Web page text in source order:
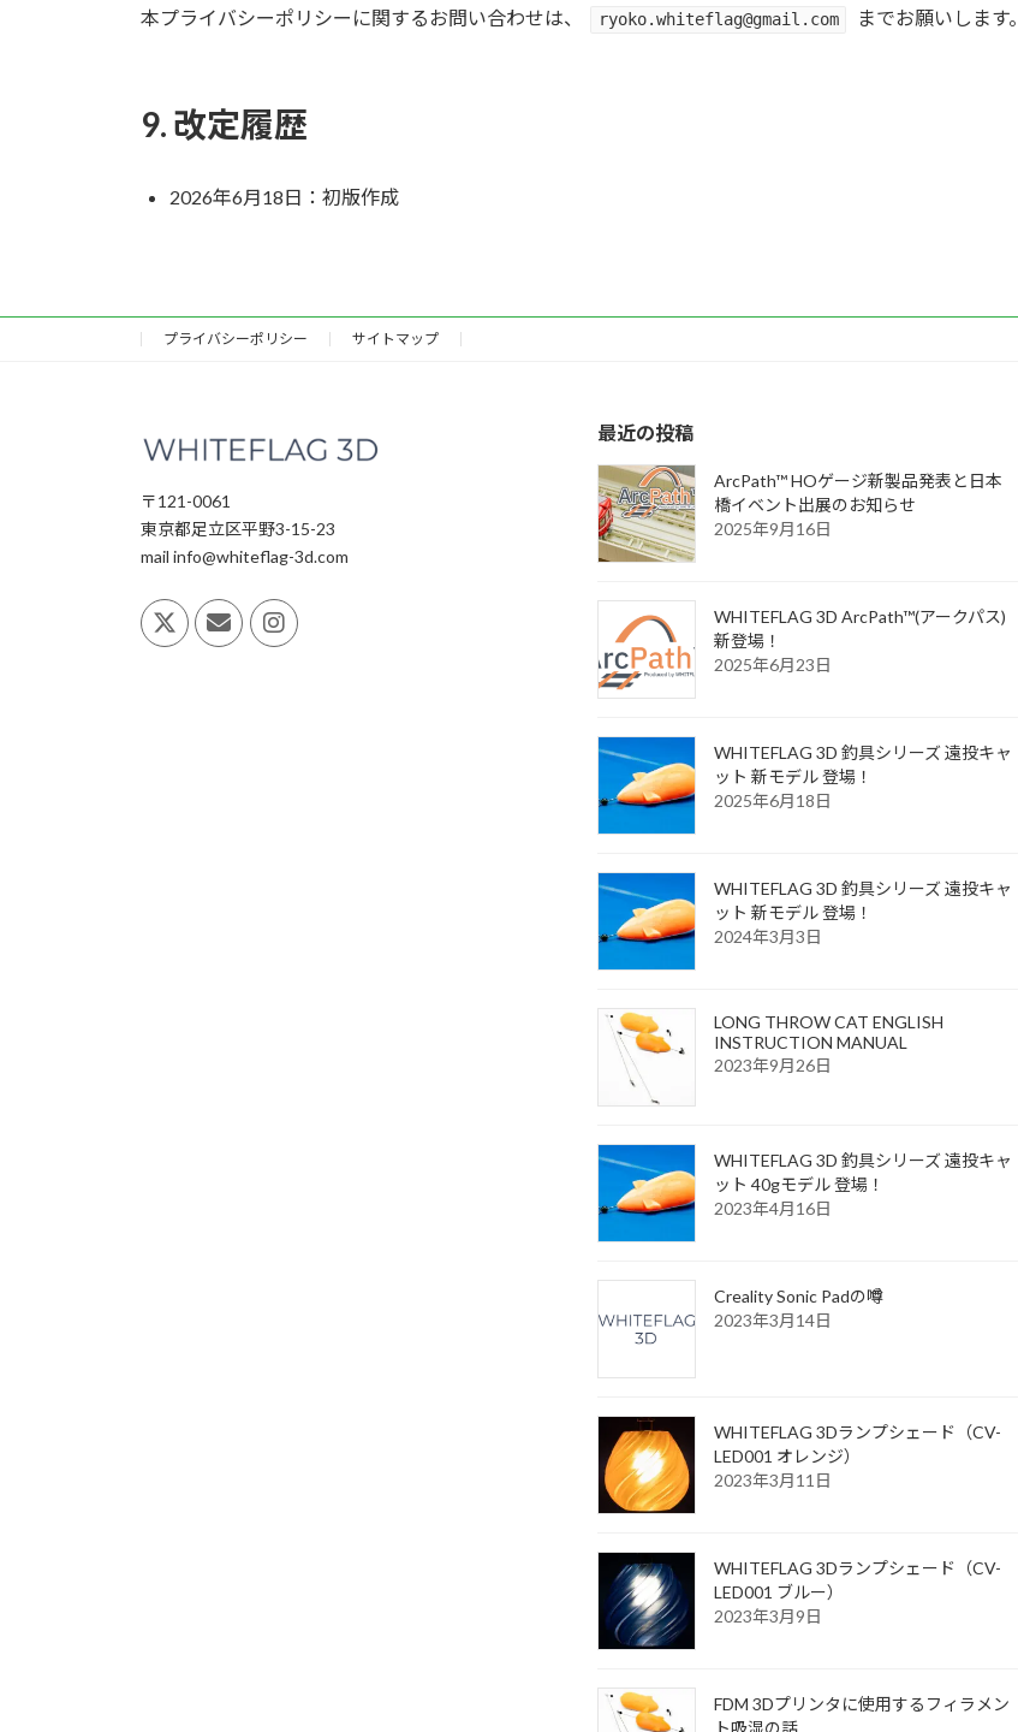
本プライバシーポリシーに関するお問い合わせは、 ryoko.whiteflag@gmail.com までお願いします。
9. 改定履歴
2026年6月18日：初版作成
プライバシーポリシー サイトマップ
〒121-0061
東京都足立区平野3-15-23
mail info@whiteflag-3d.com
最近の投稿
ArcPath™ HOゲージ新製品発表と日本
橋イベント出展のお知らせ
2025年9月16日
WHITEFLAG 3D ArcPath™(アークパス)
新登場！
2025年6月23日
WHITEFLAG 3D 釣具シリーズ 遠投キャ
ット 新モデル 登場！
2025年6月18日
WHITEFLAG 3D 釣具シリーズ 遠投キャ
ット 新モデル 登場！
2024年3月3日
LONG THROW CAT ENGLISH
INSTRUCTION MANUAL
2023年9月26日
WHITEFLAG 3D 釣具シリーズ 遠投キャ
ット 40gモデル 登場！
2023年4月16日
Creality Sonic Padの噂
2023年3月14日
WHITEFLAG 3Dランプシェード（CV-
LED001 オレンジ）
2023年3月11日
WHITEFLAG 3Dランプシェード（CV-
LED001 ブルー）
2023年3月9日
FDM 3Dプリンタに使用するフィラメン
ト吸湿の話